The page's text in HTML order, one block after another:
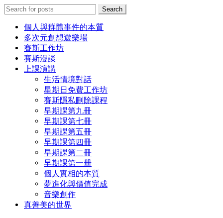
Search
for:
Search
個人與群體事件的本質
多次元創想遊樂場
賽斯工作坊
賽斯漫談
上課演講
生活情境對話
星期日免費工作坊
賽斯隱私刪除課程
早期課第九冊
早期課第七冊
早期課第五冊
早期課第四冊
早期課第二冊
早期課第一册
個人實相的本質
夢進化與價值完成
音樂創作
真善美的世界